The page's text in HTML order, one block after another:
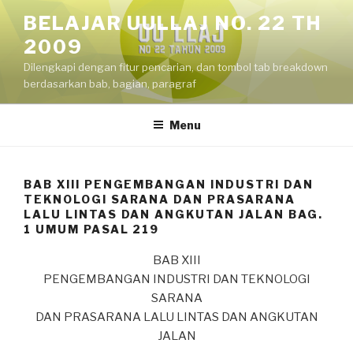
content
BELAJAR UULLAJ NO. 22 TH
2009
Dilengkapi dengan fitur pencarian, dan tombol tab breakdown
berdasarkan bab, bagian, paragraf
Menu
BAB XIII PENGEMBANGAN INDUSTRI DAN
TEKNOLOGI SARANA DAN PRASARANA
LALU LINTAS DAN ANGKUTAN JALAN BAG.
1 UMUM PASAL 219
BAB XIII
PENGEMBANGAN INDUSTRI DAN TEKNOLOGI
SARANA
DAN PRASARANA LALU LINTAS DAN ANGKUTAN
JALAN